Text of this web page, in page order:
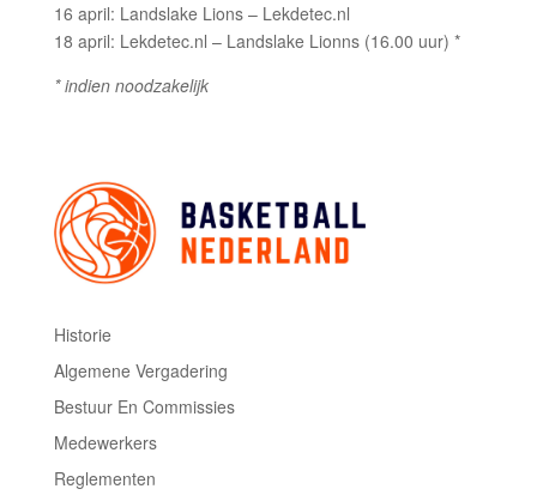
16 april: Landslake Lions – Lekdetec.nl
18 april: Lekdetec.nl – Landslake Lionns (16.00 uur) *
* indien noodzakelijk
Historie
Algemene Vergadering
Bestuur En Commissies
Medewerkers
Reglementen